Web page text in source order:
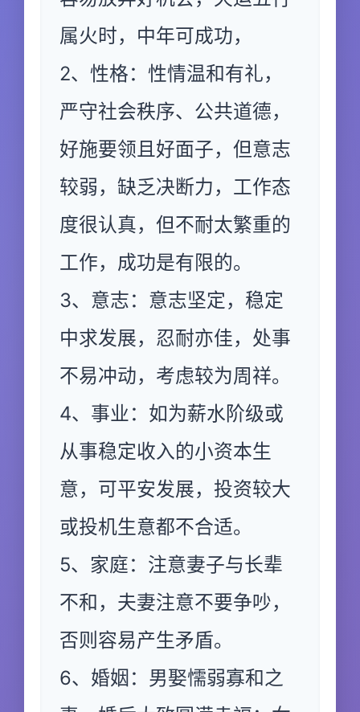
属火时，中年可成功，
2、性格：性情温和有礼，
严守社会秩序、公共道德，
好施要领且好面子，但意志
较弱，缺乏决断力，工作态
度很认真，但不耐太繁重的
工作，成功是有限的。
3、意志：意志坚定，稳定
中求发展，忍耐亦佳，处事
不易冲动，考虑较为周祥。
4、事业：如为薪水阶级或
从事稳定收入的小资本生
意，可平安发展，投资较大
或投机生意都不合适。
5、家庭：注意妻子与长辈
不和，夫妻注意不要争吵，
否则容易产生矛盾。
6、婚姻：男娶懦弱寡和之